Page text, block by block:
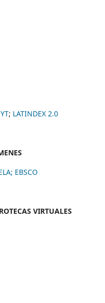
; LATINDEX 2.0
EBSCO
VIRTUALES